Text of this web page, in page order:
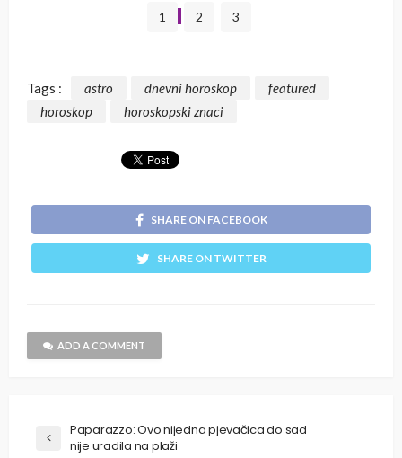
1 2 3
Tags : astro dnevni horoskop
featured
horoskop
horoskopski znaci
SHARE ON FACEBOOK
SHARE ON TWITTER
ADD A COMMENT
Paparazzo: Ovo nijedna pjevačica do sad
nije uradila na plaži